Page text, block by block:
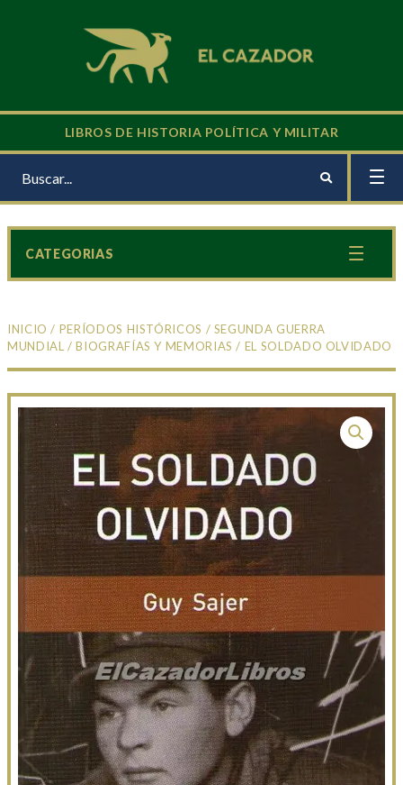
LIBROS DE HISTORIA POLÍTICA Y MILITAR
INICIO / PERÍODOS HISTÓRICOS / SEGUNDA GUERRA
MUNDIAL /BIOGRAFÍAS Y MEMORIAS / EL SOLDADO OLVIDADO
CATEGORIAS